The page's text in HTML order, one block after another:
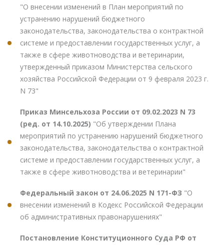
"О внесении изменений в План мероприятий по
устранению нарушений бюджетного
законодательства, законодательства о контрактной
системе и предоставлении государственных услуг, а
также в сфере животноводства и ветеринарии,
утвержденный приказом Министерства сельского
хозяйства Российской Федерации от 9 февраля 2023 г.
N 73"
Приказ Минсельхоза России от 09.02.2023 N 73
(ред. от 14.10.2025) "Об утверждении Плана
мероприятий по устранению нарушений бюджетного
законодательства, законодательства о контрактной
системе и предоставлении государственных услуг, а
также в сфере животноводства и ветеринарии"
Федеральный закон от 24.06.2025 N 171-ФЗ "О
внесении изменений в Кодекс Российской Федерации
об административных правонарушениях"
Постановление Конституционного Суда РФ от